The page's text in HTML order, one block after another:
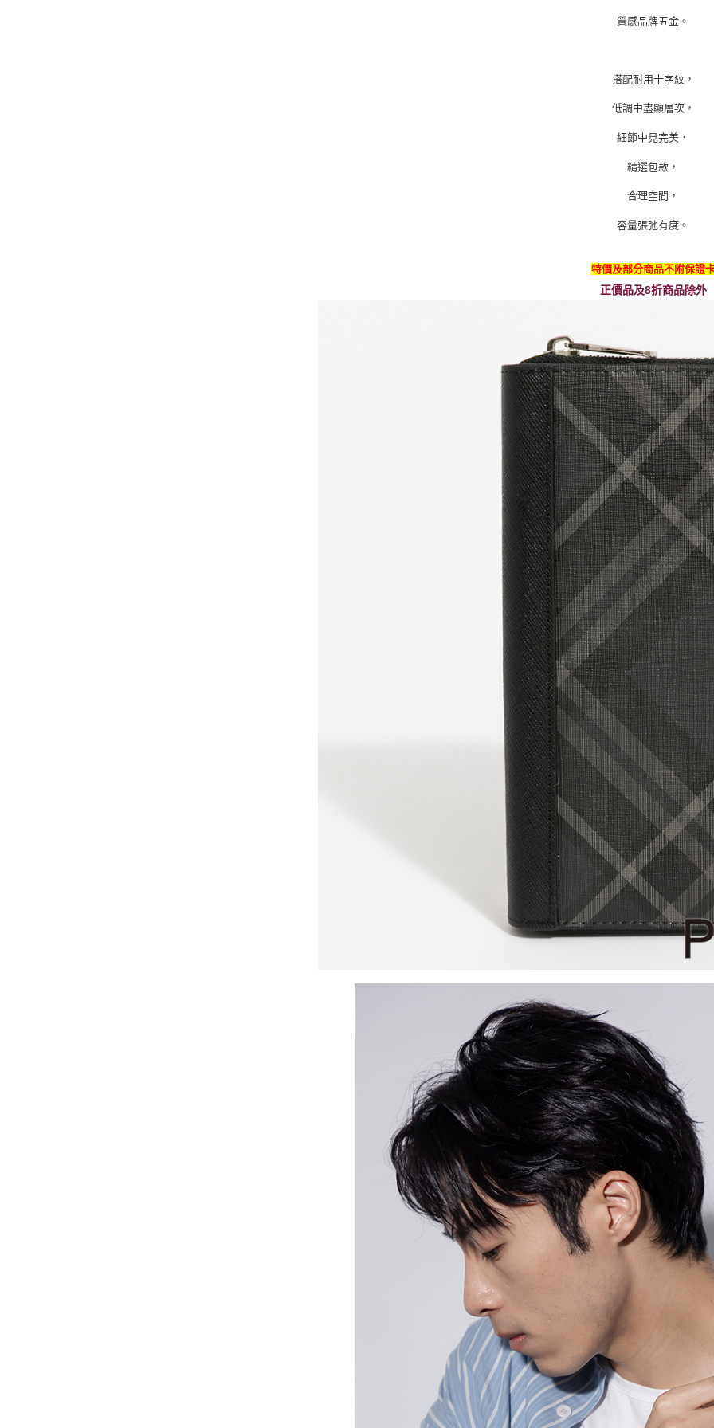
質感品牌五金。
搭配耐用十字紋，
低調中盡顯層次，
細節中見完美．
精選包款，
合理空間，
容量張弛有度。
特價及部分商品不附保證
正價品及8折商品除外